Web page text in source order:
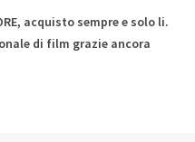
acquisto sempre e solo li.
di film grazie ancora